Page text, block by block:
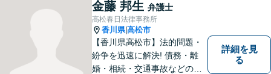
金藤 邦生 弁護士
高松春日法律事務所
香川県|高松市
【香川県高松市】法的問題・
紛争を迅速に解決! 債務・離
婚・相続・交通事故などの問
詳細を見
る